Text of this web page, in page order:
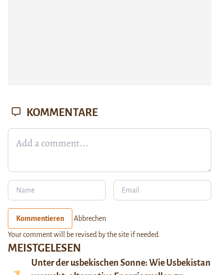
MEISTGELESEN
Unter der usbekischen Sonne: Wie Usbekistan
KOMMENTARE
Kommentieren Abbrechen
Your comment will be revised by the site if needed.